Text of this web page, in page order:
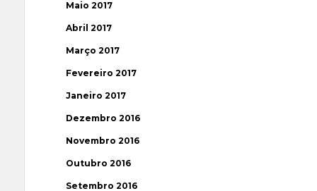
Maio 2017
Abril 2017
Março 2017
Fevereiro 2017
Janeiro 2017
Dezembro 2016
Novembro 2016
Outubro 2016
Setembro 2016